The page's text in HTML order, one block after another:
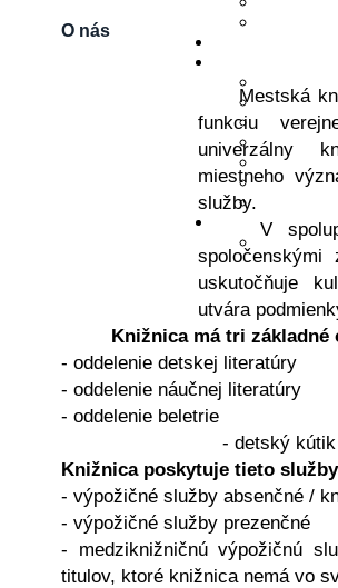
O nás
Mestská
funkciu
univerzálny
miestneho
služby.
V
spoločenskými
uskutočňuje
utvára
Knižnica má tri základné
- oddelenie detskej literatúry
- oddelenie náučnej literatúry
- oddelenie beletrie
- detský kútik
Knižnica poskytuje tieto
- výpožičné služby absenčné /
- výpožičné služby prezenčné
- medziknižničnú výpožičnú
titulov, ktoré knižnica nemá vo